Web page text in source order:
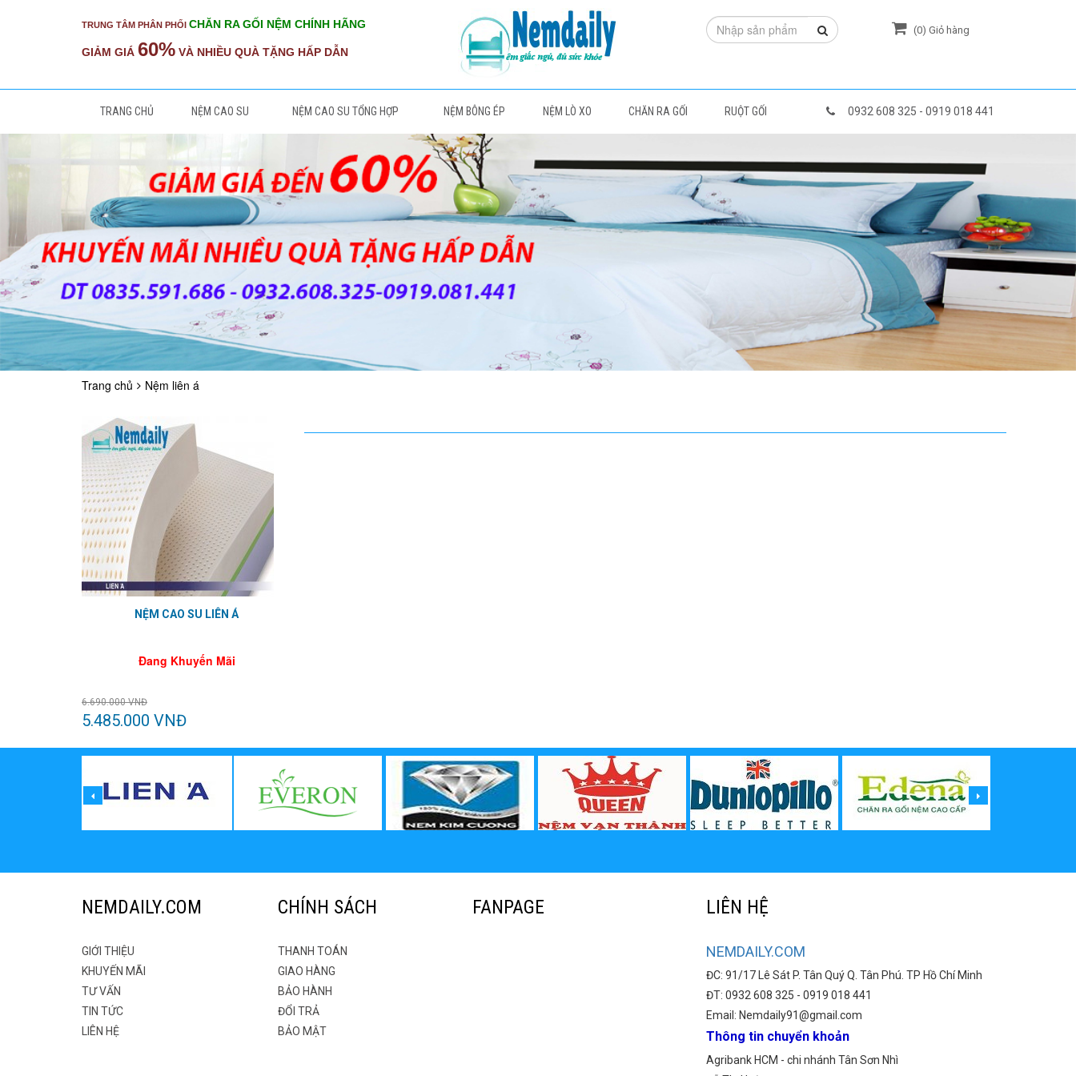
TRUNG TÂM PHÂN PHỐI CHĂN RA GỐI NỆM CHÍNH HÃNG
GIẢM GIÁ 60% VÀ NHIỀU QUÀ TẶNG HẤP DẪN
(0) Giỏ hàng
TRANG CHỦ NỆM CAO SU NỆM CAO SU TỔNG HỢP NỆM BÔNG ÉP NỆM LÒ XO CHĂN RA GỐI RUỘT GỐI 0932 608 325 - 0919 018 441
Trang chủ Nệm liên á
NỆM CAO SU LIÊN Á
Đang Khuyến Mãi
6.690.000 VNĐ
5.485.000 VNĐ
NEMDAILY.COM
GIỚI THIỆU
KHUYẾN MÃI
TƯ VẤN
TIN TỨC
LIÊN HỆ
CHÍNH SÁCH
THANH TOÁN
GIAO HÀNG
BẢO HÀNH
ĐỔI TRẢ
BẢO MẬT
FANPAGE LIÊN HỆ
NEMDAILY.COM
ĐC: 91/17 Lê Sát P. Tân Quý Q. Tân Phú. TP Hồ Chí Minh
ĐT: 0932 608 325 - 0919 018 441
Email: Nemdaily91@gmail.com
Thông tin chuyển khoản
Agribank HCM - chi nhánh Tân Sơn Nhì